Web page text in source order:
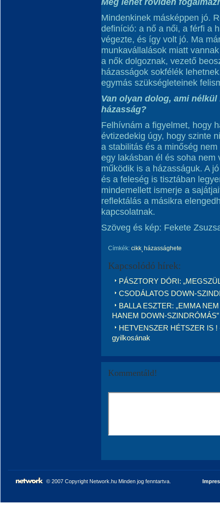
Mindenkinek másképpen jó.
definíció: a nő a női, a férfi a
végezte, és így volt jó. Ma
munkavállalások miatt
a nők dolgoznak, vezető
házasságok sokfélék
egymás szükségleteinek
Van olyan dolog, ami
házasság?
Felhívnám a figyelmet, hogy
évtizedekig úgy, hogy szinte
a stabilitás és a minőség
egy lakásban él és soha
működik is a házasságuk. A
és a feleség is tisztában
mindemellett ismerje a
reflektálás a másikra
kapcsolatnak.
Szöveg és kép: Fekete
Címkék: cikk házassághete
Kapcsolódó hírek:
PÁSZTORY DÓRI:
CSODÁLATOS DOWN-
BALLA ESZTER: „EMMA
HANEM DOWN-SZINDRÓMÁS”
HETVENSZER HÉTSZER IS
gyilkosának
Kommentáld!
© 2007 Copyright Network.hu Minden jog fenntartva.